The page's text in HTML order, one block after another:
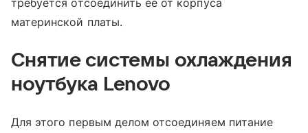
материнской платы.
Снятие системы охлаждения
ноутбука Lenovo
Для этого первым делом отсоединяем питание